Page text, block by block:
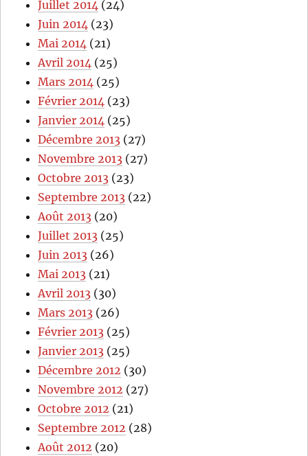
Juillet 2014 (24)
Juin 2014 (23)
Mai 2014 (21)
Avril 2014 (25)
Mars 2014 (25)
Février 2014 (23)
Janvier 2014 (25)
Décembre 2013 (27)
Novembre 2013 (27)
Octobre 2013 (23)
Septembre 2013 (22)
Août 2013 (20)
Juillet 2013 (25)
Juin 2013 (26)
Mai 2013 (21)
Avril 2013 (30)
Mars 2013 (26)
Février 2013 (25)
Janvier 2013 (25)
Décembre 2012 (30)
Novembre 2012 (27)
Octobre 2012 (21)
Septembre 2012 (28)
Août 2012 (20)